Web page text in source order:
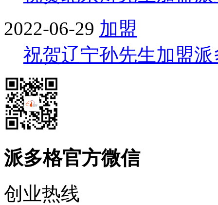
2022-06-29 加盟
祝贺辽宁孙先生加盟
派多格官方微信
创业热线